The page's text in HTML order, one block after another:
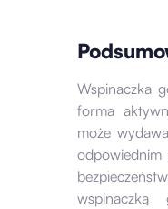
Wspinaczka
forma
może
wspinaczką